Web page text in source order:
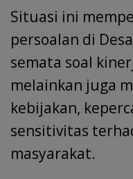
Situasi ini
persoalan di
semata soal
melainkan juga
kebijakan,
sensitivitas
masyarakat.